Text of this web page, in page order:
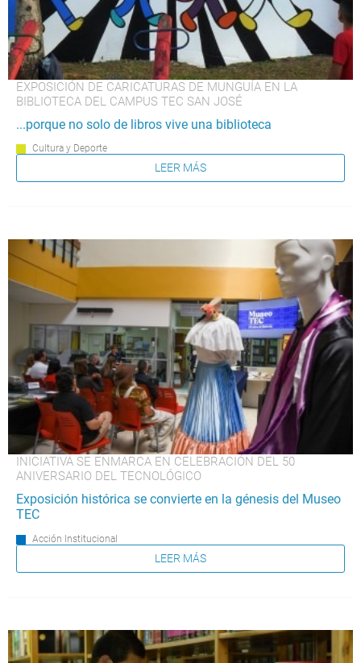
EXPOSICIÓN DE CARICATURAS DE MUNGUÍA EN LA
BIBLIOTECA DEL CAMPUS TEC SAN JOSÉ
...porque no solo de libros vive una biblioteca
Cultura y Deporte
LEER MÁS
INICIATIVA SE ENMARCA EN CELEBRACIÓN DEL 50
ANIVERSARIO DEL TECNOLÓGICO
Exposición histórica se convierte en la génesis del Museo
TEC
Acción Institucional
LEER MÁS